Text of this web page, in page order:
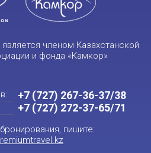
членом Казахстанской
и фонда «Камкор»
+7 (727) 267-36-37/38
+7 (727) 272-37-65/71
пишите: